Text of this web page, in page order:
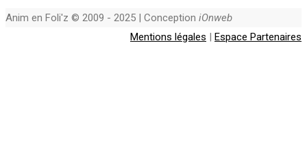
Anim en Foli'z © 2009 - 2025 | Conception iOnweb
Mentions légales | Espace Partenaires